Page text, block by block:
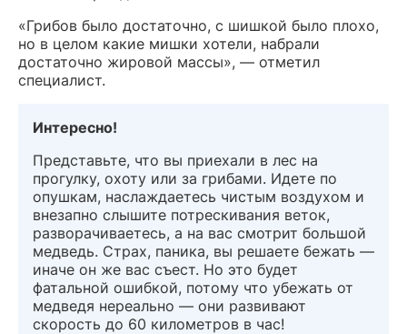
«Грибов было достаточно, с шишкой было плохо,
но в целом какие мишки хотели, набрали
достаточно жировой массы», — отметил
специалист.
Интересно!
Представьте, что вы приехали в лес на
прогулку, охоту или за грибами. Идете по
опушкам, наслаждаетесь чистым воздухом и
внезапно слышите потрескивания веток,
разворачиваетесь, а на вас смотрит большой
медведь. Страх, паника, вы решаете бежать —
иначе он же вас съест. Но это будет
фатальной ошибкой, потому что убежать от
медведя нереально — они развивают
скорость до 60 километров в час!